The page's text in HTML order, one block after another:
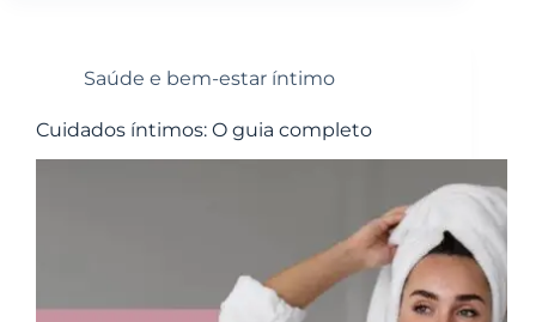
Saúde e bem-estar íntimo
Cuidados íntimos: O guia completo